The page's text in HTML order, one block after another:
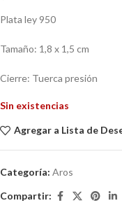
Plata ley 950
Tamaño: 1,8 x 1,5 cm
Cierre: Tuerca presión
Sin existencias
Agregar a Lista de
Categoría: Aros
Compartir: